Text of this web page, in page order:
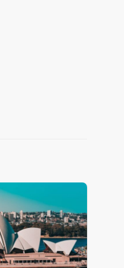
Add
to
wishlist